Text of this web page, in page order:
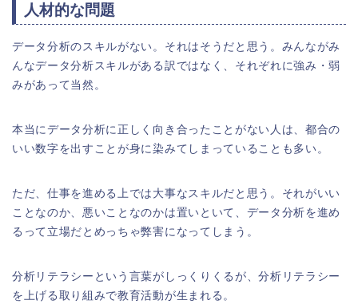
人材的な問題
データ分析のスキルがない。それはそうだと思う。みんながみ
んなデータ分析スキルがある訳ではなく、それぞれに強み・弱
みがあって当然。
本当にデータ分析に正しく向き合ったことがない人は、都合の
いい数字を出すことが身に染みてしまっていることも多い。
ただ、仕事を進める上では大事なスキルだと思う。それがいい
ことなのか、悪いことなのかは置いといて、データ分析を進め
るって立場だとめっちゃ弊害になってしまう。
分析リテラシーという言葉がしっくりくるが、分析リテラシー
を上げる取り組みで教育活動が生まれる。